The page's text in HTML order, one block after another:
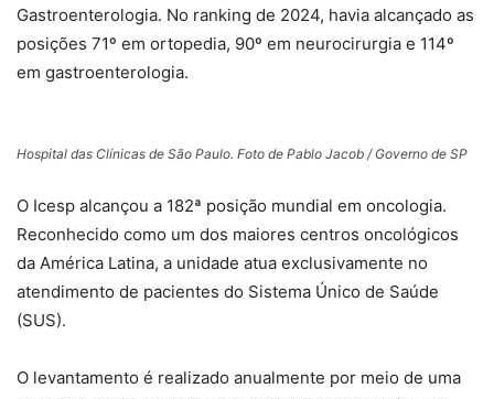
Gastroenterologia. No ranking de 2024, havia alcançado as
posições 71º em ortopedia, 90º em neurocirurgia e 114º
em gastroenterologia.
Hospital das Clínicas de São Paulo. Foto de Pablo Jacob / Governo de SP
O Icesp alcançou a 182ª posição mundial em oncologia.
Reconhecido como um dos maiores centros oncológicos
da América Latina, a unidade atua exclusivamente no
atendimento de pacientes do Sistema Único de Saúde
(SUS).
O levantamento é realizado anualmente por meio de uma